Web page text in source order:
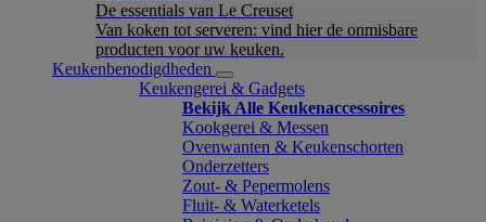
De essentials van Le Creuset
Van koken tot serveren: vind hier de onmisbare
producten voor uw keuken.
Keukenbenodigdheden
Keukengerei & Gadgets
Bekijk Alle Keukenaccessoires
Kookgerei & Messen
Ovenwanten & Keukenschorten
Onderzetters
Zout- & Pepermolens
Fluit- & Waterketels